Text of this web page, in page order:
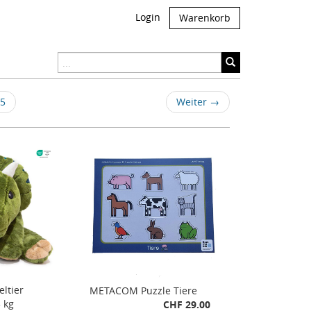
Login Warenkorb
Weiter →
kg
METACOM Puzzle Tiere
CHF 29.00